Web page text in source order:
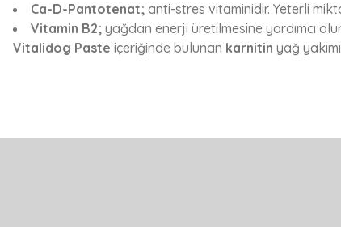
Ca-D-Pantotenat; anti-stres vitaminidir. Yeterli
Vitamin B2; yağdan enerji üretilmesine yardımcı
Vitalidog Paste içeriğinde bulunan karnitin yağ